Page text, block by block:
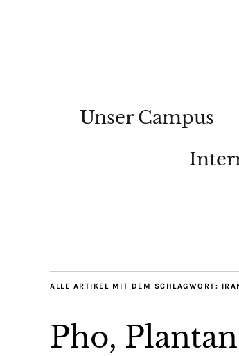
Unser Campus
ALLE ARTIKEL MIT DEM SCHLAGWORT:
Pho,